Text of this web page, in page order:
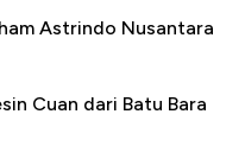
Astrindo Nusantara
Cuan dari Batu Bara